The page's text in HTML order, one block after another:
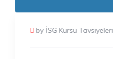
by İSG Kursu Tavsiyeleri